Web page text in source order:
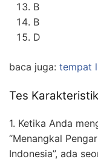
B
B
D
baca juga: tempat
Tes
1. Ketika Anda
“Menangkal
Indonesia”, ada